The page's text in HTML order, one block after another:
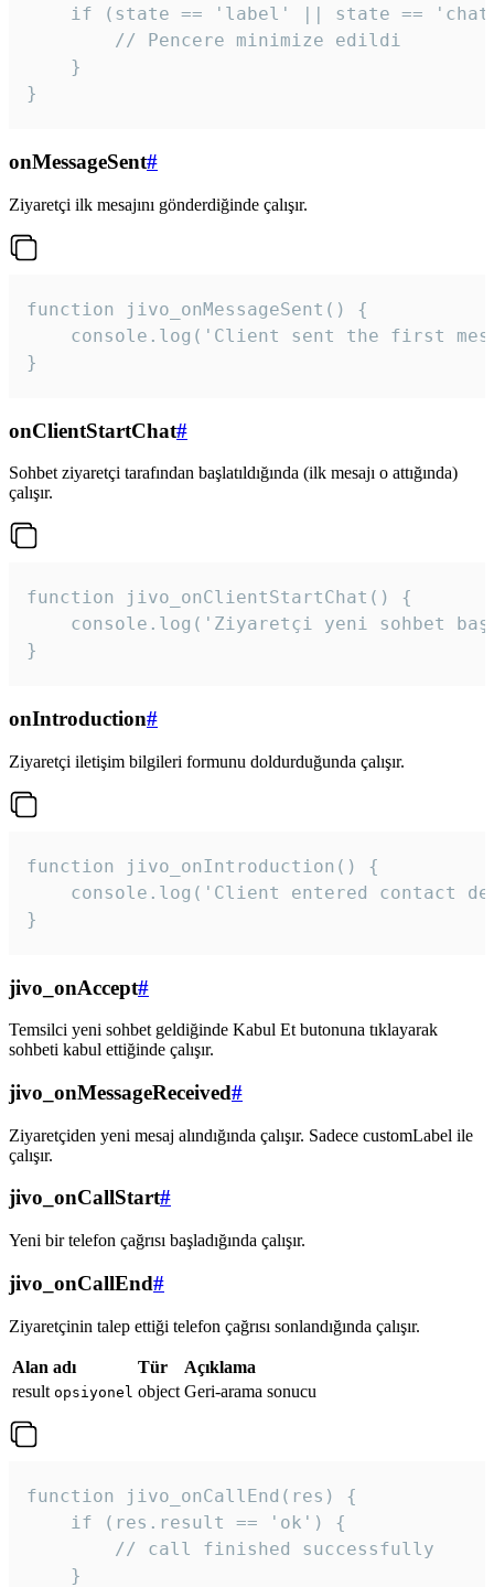
if (state == 'label' || state ==
        // Pencere minimize edildi
    }
}
onMessageSent#
Ziyaretçi ilk mesajını gönderdiğinde çalışır.
function jivo_onMessageSent() {
console.log('Client sent the first
}
onClientStartChat#
Sohbet ziyaretçi tarafından başlatıldığında (ilk mesajı o attığında)
çalışır.
function jivo_onClientStartChat() {
console.log('Ziyaretçi yeni sohbet
}
onIntroduction#
Ziyaretçi iletişim bilgileri formunu doldurduğunda çalışır.
function jivo_onIntroduction() {
console.log('Client entered contact
}
jivo_onAccept#
Temsilci yeni sohbet geldiğinde Kabul Et butonuna tıklayarak
sohbeti kabul ettiğinde çalışır.
jivo_onMessageReceived#
Ziyaretçiden yeni mesaj alındığında çalışır. Sadece customLabel ile
çalışır.
jivo_onCallStart#
Yeni bir telefon çağrısı başladığında çalışır.
jivo_onCallEnd#
Ziyaretçinin talep ettiği telefon çağrısı sonlandığında çalışır.
Alan adı Tür
Açıklama
result opsiyonel object Geri-arama sonucu
function jivo_onCallEnd(res) {
    if (res.result == 'ok') {
        // call finished successfully
    }